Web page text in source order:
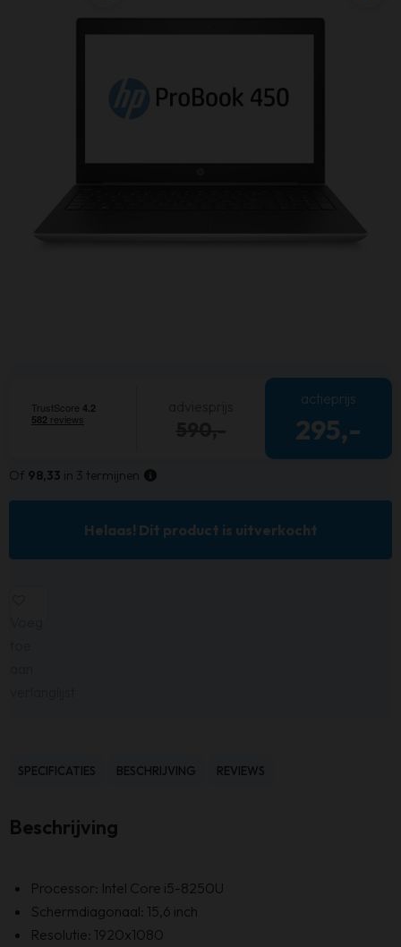
actieprijs
295,-
Of 98,33 in 3 termijnen
Helaas! Dit product is uitverkocht
SPECIFICATIES BESCHRIJVING REVIEWS
Beschrijving
Processor: Intel Core i5-8250U
Schermdiagonaal: 15,6 inch
Resolutie: 1920x1080